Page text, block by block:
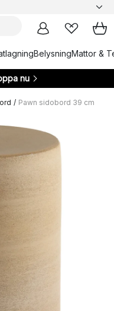
BelysningMattor &
nu
/ Pawn sidobord 39 cm